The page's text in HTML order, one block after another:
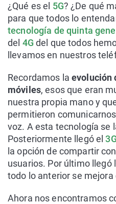
¿Qué es el 5G? ¿De qué
para que todos lo
tecnología de quinta
del 4G del que todos
llevamos en nuestros
Recordamos la evolución
móviles, esos que eran
nuestra propia mano y
permitieron
voz. A esta tecnología se
Posteriormente llegó el3G
la opción de compartir
usuarios. Por último llegó
todo lo anterior se
Ahora nos encontramos